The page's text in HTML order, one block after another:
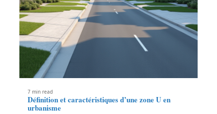
7 min read
Définition et caractéristiques d’une zone U en
urbanisme